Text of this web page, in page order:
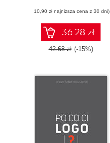
Pozyskiwanie
klientów na
ubezpieczenia w
Google
(10,90 zł najniższa cena z 30 dni)
36.28 zł
42.68 zł (-15%)